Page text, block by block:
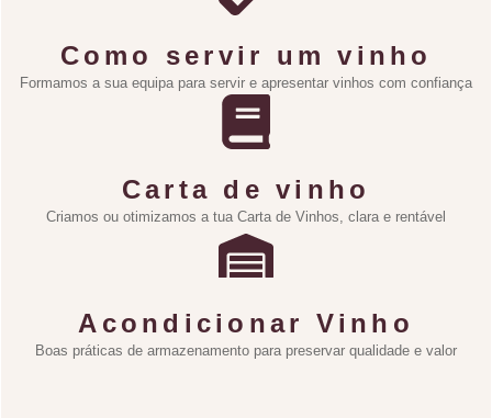
Como servir um vinho
Formamos a sua equipa para servir e apresentar vinhos com confiança
Carta de vinho
Criamos ou otimizamos a tua Carta de Vinhos, clara e rentável
Acondicionar Vinho
Boas práticas de armazenamento para preservar qualidade e valor